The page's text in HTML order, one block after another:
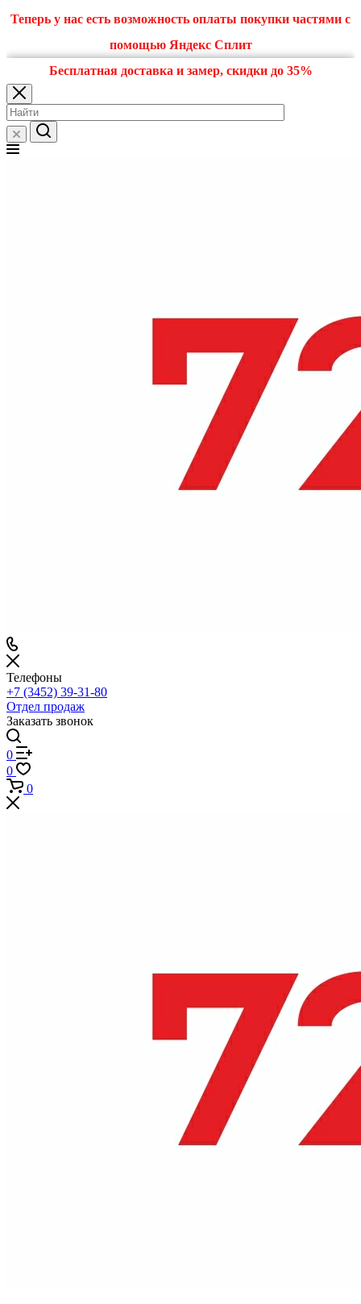
Теперь у нас есть возможность оплаты покупки частями с
помощью Яндекс Сплит
Бесплатная доставка и замер, скидки до 35%
Телефоны
+7 (3452) 39-31-80
Отдел продаж
Заказать звонок
0
0
0